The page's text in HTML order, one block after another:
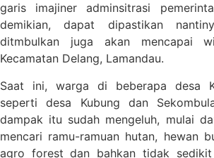
garis imajiner adminsitrasi
demikian, dapat dipastikan
ditmbulkan juga akan mencapai
Kecamatan Delang, Lamandau.
Saat ini, warga di beberapa desa
seperti desa Kubung dan
dampak itu sudah mengeluh, mulai
mencari ramu-ramuan hutan, hewan
agro forest dan bahkan tidak sedikit